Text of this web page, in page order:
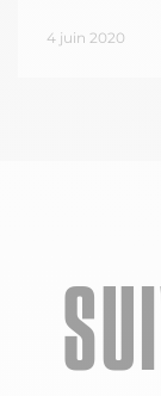
4 juin 2020